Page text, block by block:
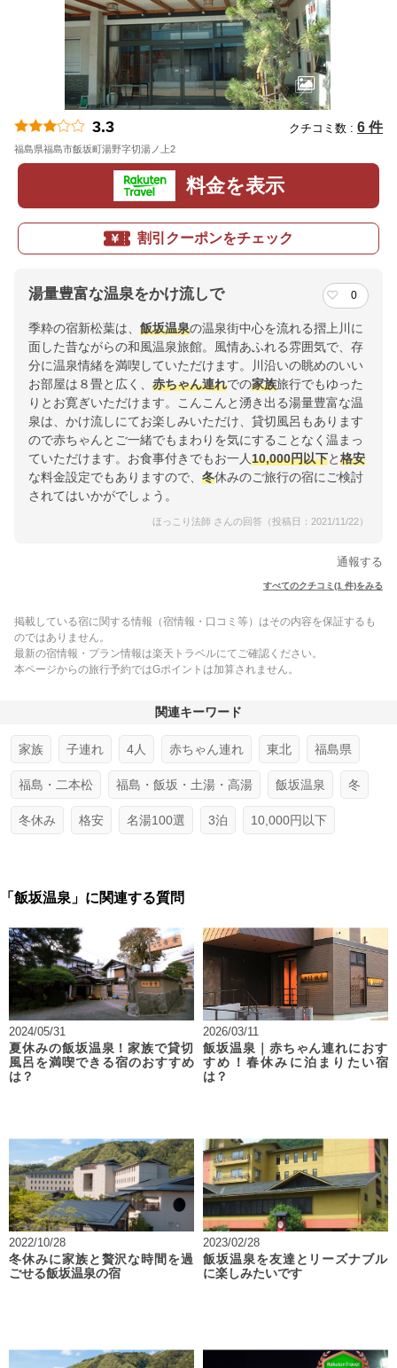
3.3 クチコミ数 : 6 件
福島県福島市飯坂町湯野字切湯ノ上2
料金を表示
割引クーポンをチェック
湯量豊富な温泉をかけ流しで 0
季粋の宿新松葉は、 飯坂温泉の温泉街中心を流れる摺上川に
面した昔ながらの和風温泉旅館。風情あふれる雰囲気で、存
分に温泉情緒を満喫していただけます。川沿いの眺めのいい
お部屋は８畳と広く、 赤ちゃん連れでの家族旅行でもゆった
りとお寛ぎいただけます。こんこんと湧き出る湯量豊富な温
泉は、かけ流しにてお楽しみいただけ、貸切風呂もあります
ので赤ちゃんとご一緒でもまわりを気にすることなく温まっ
ていただけます。お食事付きでもお一人10,000円以下と格安
な料金設定でもありますので、 冬休みのご旅行の宿にご検討
されてはいかがでしょう。
ほっこり法師 さんの回答（投稿日：2021/11/22）
通報する
すべてのクチコミ(1 件)をみる
掲載している宿に関する情報（宿情報・口コミ等）はその内容を保証するも
のではありません。
最新の宿情報・プラン情報は楽天トラベルにてご確認ください。
本ページからの旅行予約ではGポイントは加算されません。
関連キーワード
家族 子連れ 4人 赤ちゃん連れ 東北 福島県
福島・二本松 福島・飯坂・土湯・高湯 飯坂温泉 冬
冬休み 格安 名湯100選 3泊 10,000円以下
「飯坂温泉」に関連する質問
2024/05/31
夏休みの飯坂温泉！家族で貸切
風呂を満喫できる宿のおすすめ
は？
2026/03/11
飯坂温泉｜赤ちゃん連れにおす
すめ！春休みに泊まりたい宿
は？
2022/10/28
冬休みに家族と贅沢な時間を過
ごせる飯坂温泉の宿
2023/02/28
飯坂温泉を友達とリーズナブル
に楽しみたいです